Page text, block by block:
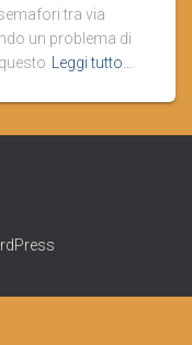
tra via
un problema di
Leggi tutto…